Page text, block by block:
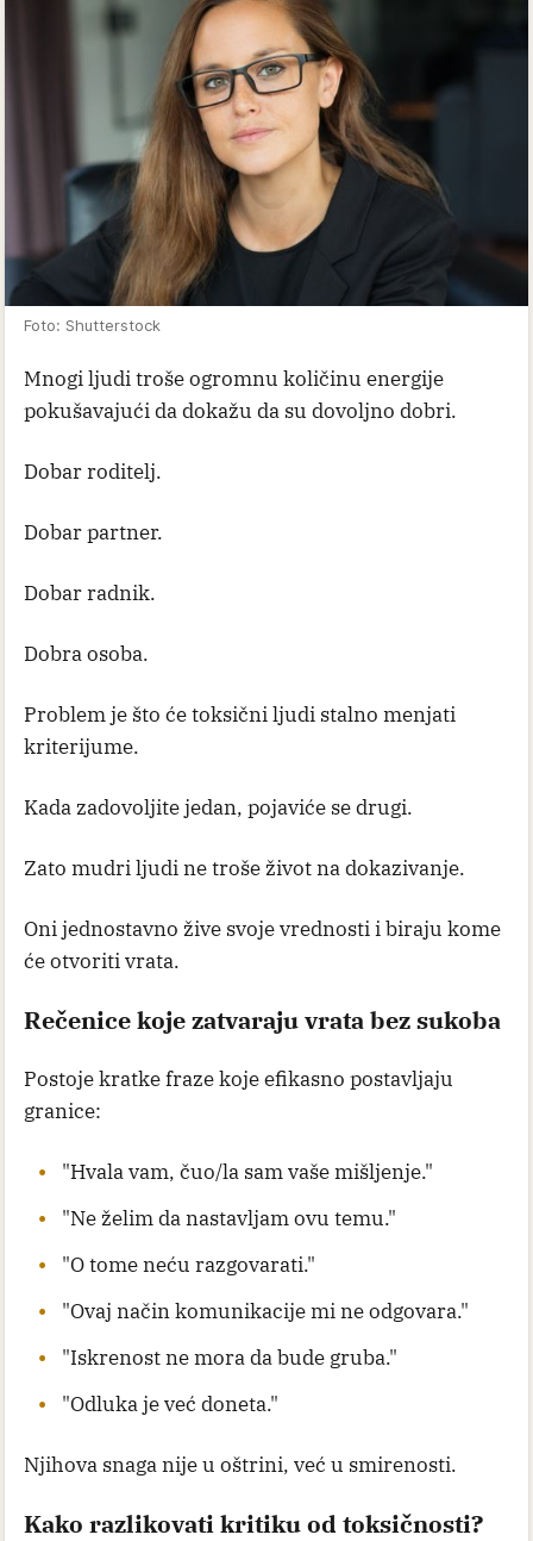
Foto: Shutterstock
Mnogi ljudi troše ogromnu količinu energije
pokušavajući da dokažu da su dovoljno dobri.
Dobar roditelj.
Dobar partner.
Dobar radnik.
Dobra osoba.
Problem je što će toksični ljudi stalno menjati
kriterijume.
Kada zadovoljite jedan, pojaviće se drugi.
Zato mudri ljudi ne troše život na dokazivanje.
Oni jednostavno žive svoje vrednosti i biraju kome
će otvoriti vrata.
Rečenice koje zatvaraju vrata bez sukoba
Postoje kratke fraze koje efikasno postavljaju
granice:
"Hvala vam, čuo/la sam vaše mišljenje."
"Ne želim da nastavljam ovu temu."
"O tome neću razgovarati."
"Ovaj način komunikacije mi ne odgovara."
"Iskrenost ne mora da bude gruba."
"Odluka je već doneta."
Njihova snaga nije u oštrini, već u smirenosti.
Kako razlikovati kritiku od toksičnosti?